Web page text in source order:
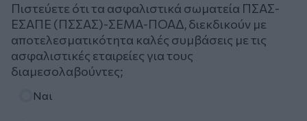
Πιστεύετε ότι τα ασφαλιστικά σωματεία ΠΣΑΣ-
ΕΣΑΠΕ (ΠΣΣΑΣ)-ΣΕΜΑ-ΠΟΑΔ, διεκδικούν με
αποτελεσματικότητα καλές συμβάσεις με τις
ασφαλιστικές εταιρείες για τους
διαμεσολαβούντες;
Ναι